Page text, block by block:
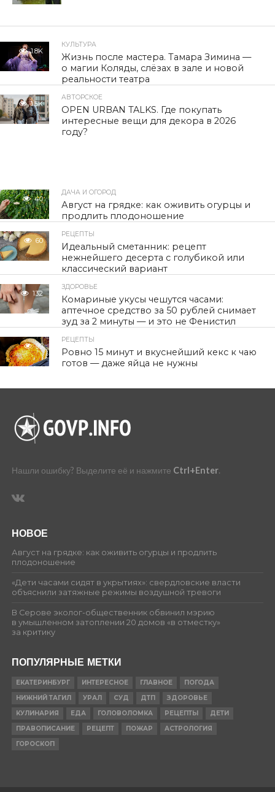
1.8K
КУЛЬТУРА
Жизнь после мастера. Тамара Зимина —
о магии Коляды, слёзах в зале и новой
реальности театра
1.5K
АВТОРСКОЕ
OPEN URBAN TALKS. Где покупать
интересные вещи для декора в 2026
году?
40
ДАЧА И ОГОРОД
Август на грядке: как оживить огурцы и
продлить плодоношение
60
РЕЦЕПТЫ
Идеальный сметанник: рецепт
нежнейшего десерта с голубикой или
классический вариант
132
ЗДОРОВЬЕ
Комариные укусы чешутся часами:
аптечное средство за 50 рублей снимает
зуд за 2 минуты — и это не Фенистил
99
РЕЦЕПТЫ
Ровно 15 минут и вкуснейший кекс к чаю
готов — даже яйца не нужны
Нашли ошибку? Выделите её и нажмите Ctrl+Enter.
НОВОЕ
Август на грядке: как оживить огурцы и продлить
плодоношение
«Дети часами сидят в укрытиях»: свердловские власти
объяснили затяжные режимы воздушной тревоги
В Серове эколог-общественник обвинил мэрию
в умышленном затоплении 20 домов «в отместку»
за критику
ПОПУЛЯРНЫЕ МЕТКИ
ЕКАТЕРИНБУРГ ИНТЕРЕСНОЕ ГЛАВНОЕ
ПОГОДА
НИЖНИЙ ТАГИЛ
УРАЛ СУД ДТП
ЗДОРОВЬЕ
КУЛИНАРИЯ
ЕДА ГОЛОВОЛОМКА РЕЦЕПТЫ
ДЕТИ
ПРАВОПИСАНИЕ
РЕЦЕПТ ПОЖАР
АСТРОЛОГИЯ
ГОРОСКОП